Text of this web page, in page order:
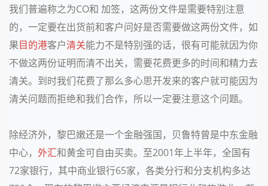
我们普遍称之为CO和 加签，这两份文件是需要特别注意
的，一定要在出货前和客户问好是否需要做这两份文件，如
果目的港客户清关能力不是特别强的话，很有可能就因为你
不做这两份证明而清不出关，需要花费更多的时间和精力去
清关。到时我们花费了那么多心思开发来的客户就可能因为
清关问题而拒绝和我们合作，所以一定要注意这个问题。
除经济外，黎巴嫩还是一个金融强国，贝鲁特曾是中东金融
中心， 外汇和黄金可自由买卖。至2001年上半年，全国有
72家银行，其中商业银行65家，各类分行和分支机构多达